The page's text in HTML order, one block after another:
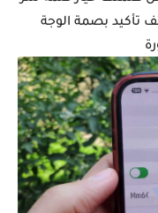
تأكيد بصمة الوجة